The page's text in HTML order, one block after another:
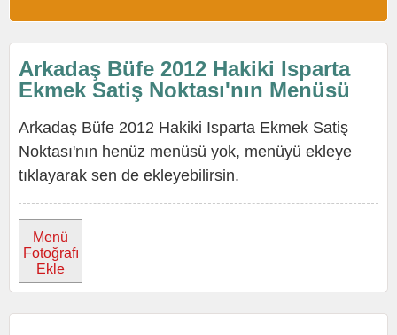
Arkadaş Büfe 2012 Hakiki Isparta
Ekmek Satiş Noktası'nın Menüsü
Arkadaş Büfe 2012 Hakiki Isparta Ekmek Satiş
Noktası'nın henüz menüsü yok, menüyü ekleye
tıklayarak sen de ekleyebilirsin.
Menü
Fotoğrafı
Ekle